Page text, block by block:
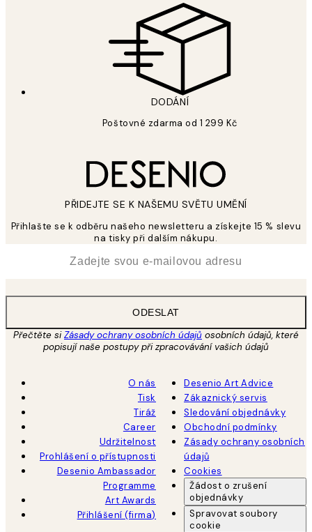
DODÁNÍ
Poštovné zdarma od 1 299 Kč
PŘIDEJTE SE K NAŠEMU SVĚTU UMĚNÍ
Přihlašte se k odběru našeho newsletteru a získejte 15 % slevu
na tisky při dalším nákupu.
ODESLAT
Přečtěte siZásady ochrany osobních údajů osobních údajů, které
popisují naše postupy při zpracovávání vašich údajů
O nás
Tisk
Tiráž
Career
Udržitelnost
Prohlášení o přístupnosti
Desenio Ambassador
Programme
Art Awards
Přihlášení (firma)
Desenio Art Advice
Zákaznický servis
Sledování objednávky
Obchodní podmínky
Zásady ochrany osobních
údajů
Cookies
Žádost o zrušení
objednávky
Spravovat soubory
cookie